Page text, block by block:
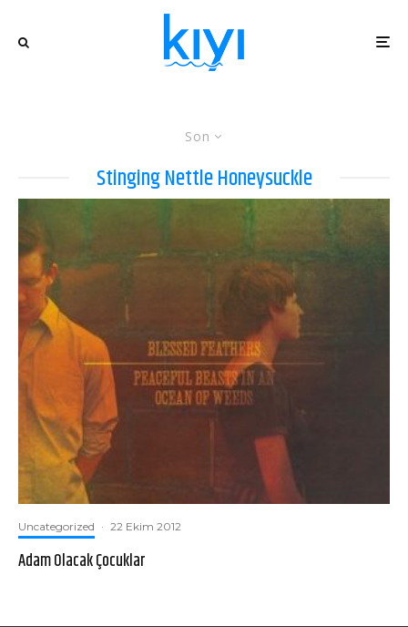
Son
Stinging Nettle Honeysuckle
Uncategorized · 22 Ekim 2012
Adam Olacak Çocuklar